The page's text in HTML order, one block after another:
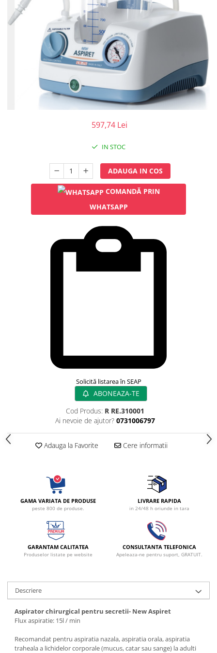
Injectomate
CPAP si AUTOCPAP
Instrumentar
Instalatii gaze medicinale
Oxigenatoare
Statii gaze medicinale
Prize gaze medicinale
Regulatoare presiune gaze
Conectori gaze medicinale
Componente statii gaze
Panouri control si alarmare
Console ATI si UPU
Rampa iluminat alarmare
Tevi cupru si accesorii
Electrochirurgie
Manere pentru electrocautere
Cabluri pentru pensele bipolare
Cabluri conectare electrozi neutri
Radiocautere
Consumabile medicale si Accesorii
cutii medicamente
Electrozi
Accesorii pentru perfuzie
Filtre antibacteriene si antivirale
Ochelari de protectie
Gel ECO
Cabluri EKG (10 fire)
Electrozi ECG / EKG
Sonde US
597,74 Lei
IN STOC
ADAUGA IN COS
COMANDĂ PRIN
WHATSAPP
Solicită listarea în SEAP
ABONEAZA-TE
Cod Produs: R RE.310001
Ai nevoie de ajutor? 0731006797
Adauga la Favorite Cere informatii
GAMA VARIATA DE PRODUSE
peste 800 de produse.
LIVRARE RAPIDA
in 24/48 h oriunde in tara
GARANTAM CALITATEA
Produselor listate pe website
CONSULTANTA TELEFONICA
Apeleaza-ne pentru suport, GRATUIT.
Descriere
Aspirator chirurgical pentru secretii- New Aspiret
Flux aspiratie: 15l / min
Recomandat pentru aspiratia nazala, aspiratia orala, aspiratia
traheala a lichidelor corporale (mucus, catar sau sange) la adulti